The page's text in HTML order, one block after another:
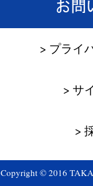
> プライ
> サ
>
Copyright © 2016